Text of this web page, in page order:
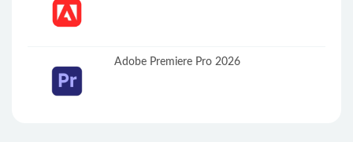
Adobe Premiere Pro 2026